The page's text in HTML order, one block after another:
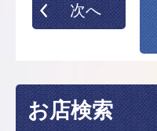
次へ
お店検索